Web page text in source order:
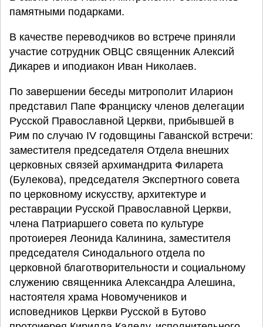
памятными подарками.
В качестве переводчиков во встрече приняли
участие сотрудник ОВЦС священник Алексий
Дикарев и иподиакон Иван Николаев.
По завершении беседы митрополит Иларион
представил Папе Франциску членов делегации
Русской Православной Церкви, прибывшей в
Рим по случаю IV годовщины Гаванской встречи:
заместителя председателя Отдела внешних
церковных связей архимандрита Филарета
(Булекова), председателя Экспертного совета
по церковному искусству, архитектуре и
реставрации Русской Православной Церкви,
члена Патриаршего совета по культуре
протоиерея Леонида Калинина, заместителя
председателя Синодального отдела по
церковной благотворительности и социальному
служению священника Александра Алешина,
настоятеля храма Новомучеников и
исповедников Церкви Русской в Бутово